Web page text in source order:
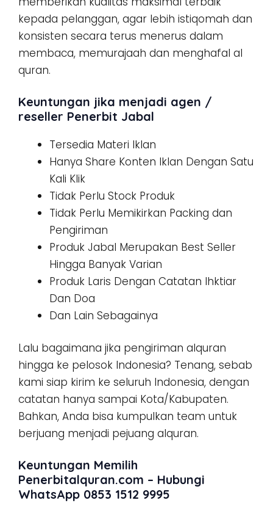
kepada pelanggan, agar lebih istiqomah dan
konsisten secara terus menerus dalam
membaca, memurajaah dan menghafal al
quran.
Keuntungan jika menjadi agen /
reseller Penerbit Jabal
Tersedia Materi Iklan
Hanya Share Konten Iklan Dengan Satu
Kali Klik
Tidak Perlu Stock Produk
Tidak Perlu Memikirkan Packing dan
Pengiriman
Produk Jabal Merupakan Best Seller
Hingga Banyak Varian
Produk Laris Dengan Catatan Ihktiar
Dan Doa
Dan Lain Sebagainya
Lalu bagaimana jika pengiriman alquran
hingga ke pelosok Indonesia? Tenang, sebab
kami siap kirim ke seluruh Indonesia, dengan
catatan hanya sampai Kota/Kabupaten.
Bahkan, Anda bisa kumpulkan team untuk
berjuang menjadi pejuang alquran.
Keuntungan Memilih
Penerbitalquran.com – Hubungi
WhatsApp 0853 1512 9995